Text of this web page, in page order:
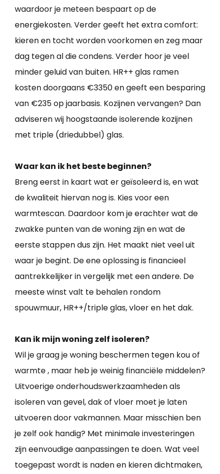
waardoor je meteen bespaart op de
energiekosten. Verder geeft het extra comfort:
kieren en tocht worden voorkomen en zeg maar
dag tegen al die condens. Verder hoor je veel
minder geluid van buiten. HR++ glas ramen
kosten doorgaans €3350 en geeft een besparing
van €235 op jaarbasis. Kozijnen vervangen? Dan
adviseren wij hoogstaande isolerende kozijnen
met triple (driedubbel) glas.
Waar kan ik het beste beginnen?
Breng eerst in kaart wat er geïsoleerd is, en wat
de kwaliteit hiervan nog is. Kies voor een
warmtescan. Daardoor kom je erachter wat de
zwakke punten van de woning zijn en wat de
eerste stappen dus zijn. Het maakt niet veel uit
waar je begint. De ene oplossing is financieel
aantrekkelijker in vergelijk met een andere. De
meeste winst valt te behalen rondom
spouwmuur, HR++/triple glas, vloer en het dak.
Kan ik mijn woning zelf isoleren?
Wil je graag je woning beschermen tegen kou of
warmte , maar heb je weinig financiële middelen?
Uitvoerige onderhoudswerkzaamheden als
isoleren van gevel, dak of vloer moet je laten
uitvoeren door vakmannen. Maar misschien ben
je zelf ook handig? Met minimale investeringen
zijn eenvoudige aanpassingen te doen. Wat veel
toegepast wordt is naden en kieren dichtmaken,